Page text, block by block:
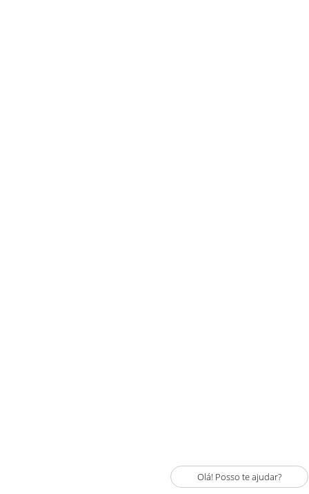
Olá! Posso te ajudar?